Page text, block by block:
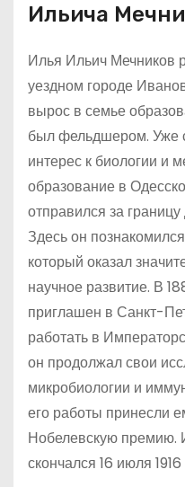
Ильича
Илья Ильич Мечников
уездном городе
вырос в семье
был фельдшером. Уже
интерес к биологии и
образование в
отправился за
Здесь он
который оказал
научное развитие. В
приглашен в Санкт-
работать в
он продолжал свои
микробиологии и
его работы принесли
Нобелевскую премию.
скончался 16 июля